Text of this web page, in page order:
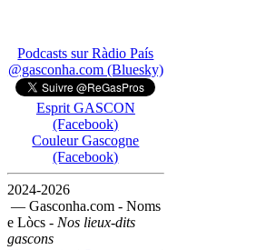
Podcasts sur Ràdio País
@gasconha.com (Bluesky)
Esprit GASCON
(Facebook)
Couleur Gascogne
(Facebook)
2024-2026
— Gasconha.com - Noms
e Lòcs - Nos lieux-dits
gascons